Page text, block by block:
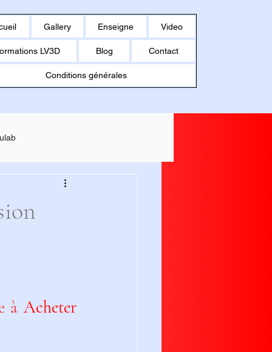
Gallery Enseigne Video
LV3D Blog Contact
Conditions générales
à Acheter